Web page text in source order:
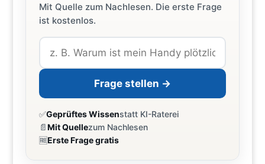
Mit Quelle zum Nachlesen. Die erste Frage
ist kostenlos.
Frage stellen →
✅Geprüftes Wissenstatt KI-Raterei
📄Mit Quellezum Nachlesen
🆓Erste Frage gratis